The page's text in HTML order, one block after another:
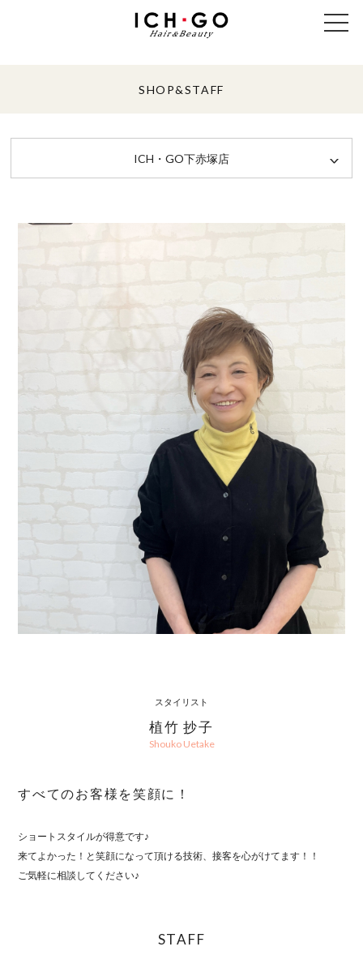
SHOP&STAFF
ICH・GO下赤塚店
スタイリスト
植竹 抄子
Shouko Uetake
すべてのお客様を笑顔に！
ショートスタイルが得意です♪
来てよかった！と笑顔になって頂ける技術、接客を心がけてます！！
ご気軽に相談してください♪
STAFF